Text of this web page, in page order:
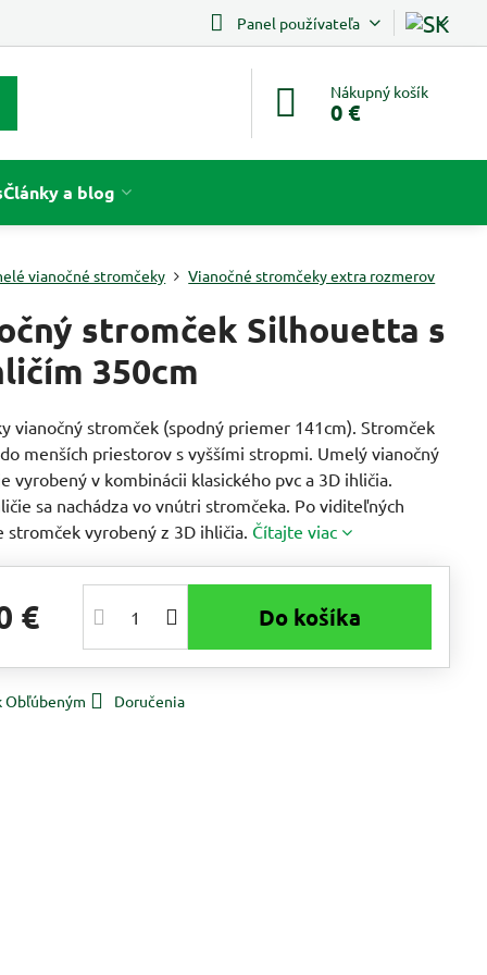
Panel používateľa
Nákupný košík
0 €
Články a blog
vianočné stromčeky Vianočné stromčeky extra rozmerov
stromček Silhouetta s
350cm
vianočný stromček (spodný priemer 141cm). Stromček
menších priestorov s vyššími stropmi. Umelý vianočný
vyrobený v kombinácii klasického pvc a 3D ihličia.
sa nachádza vo vnútri stromčeka. Po viditeľných
stromček vyrobený z 3D ihličia. Čítajte viac
€ Do košíka
Obľúbeným Doručenia